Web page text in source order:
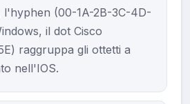
l'hyphen (00-1A-2B-3C-4D-
il dot Cisco
raggruppa gli ottetti a
nell'IOS.